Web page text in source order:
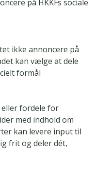
på HKKFs sociale
ikke annoncere på
kan vælge at dele
formål
fordele for
med indhold om
kan levere input til
frit og deler dét,